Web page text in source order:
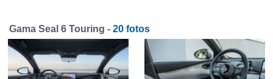
Gama Seal 6 Touring - 20 fotos